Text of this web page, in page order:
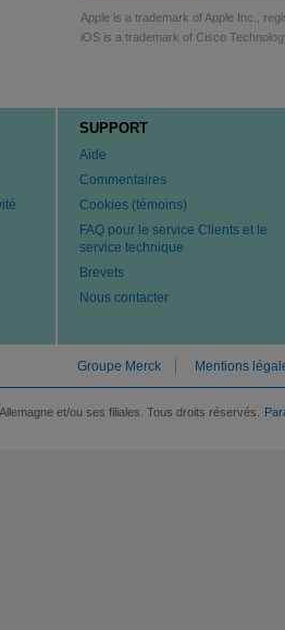
Apple is a trademark of Apple Inc.,
iOS is a trademark of Cisco
SUPPORT
Aide
Commentaires
Cookies (témoins)
FAQ pour le service Clients et le
service technique
Brevets
Nous contacter
Groupe Merck Mentions
et/ou ses filiales. Tous droits réservés.